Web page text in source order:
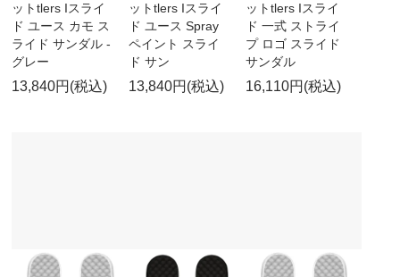
ットtlers Iスライ
ド ユース カモ ス
ライド サンダル -
グレー
13,840円(税込)
ットtlers Iスライ
ド ユース Spray
ペイント スライ
ド サン
13,840円(税込)
ットtlers Iスライ
ド 一式 ストライ
プ ロゴ スライド
サンダル
16,110円(税込)